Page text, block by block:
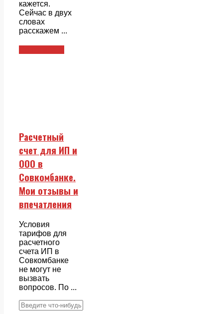
кажется.
Сейчас в двух
словах
расскажем ...
Расчетный
счет для ИП и
ООО в
Совкомбанке.
Мои отзывы и
впечатления
Условия
тарифов для
расчетного
счета ИП в
Совкомбанке
не могут не
вызвать
вопросов. По ...